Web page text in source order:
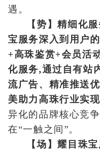
遇。
【势】精细化
宝服务深入到用户
+高珠鉴赏+会员活
化服务,通过自有站
流广告、精准推送
美助力高珠行业实
异化的品牌核心竞
在“一触之间”。
【场】耀目珠